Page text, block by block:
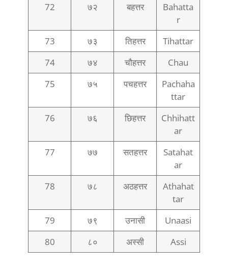
72
७२ बहत्तर
Bahatta
r
73
७३ तिहत्तर
Tihattar
74
७४ चौहत्तर
Chau
75
७५ पचहत्तर
Pachaha
ttar
76
७६ छिहत्तर
Chhihatt
ar
77
७७ सतहत्तर
Satahat
ar
78
७८ अठहत्तर
Athahat
tar
79
७९ उनासी
Unaasi
80
८० अस्सी Assi